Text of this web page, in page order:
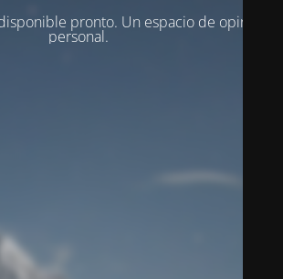
pronto. Un espacio de opinion
personal.